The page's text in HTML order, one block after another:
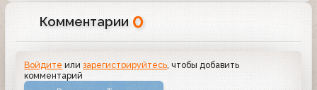
Комментарии 0
Войдите илизарегистрируйтесь , чтобы добавить
комментарий